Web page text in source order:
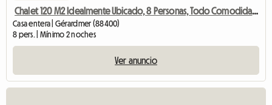
Chalet 120 M2 Idealmente Ubicado, 8 Personas, Todo Comodidad, 3
Casa entera | Gérardmer (88400)
8 pers. | Mínimo 2 noches
Ver anuncio